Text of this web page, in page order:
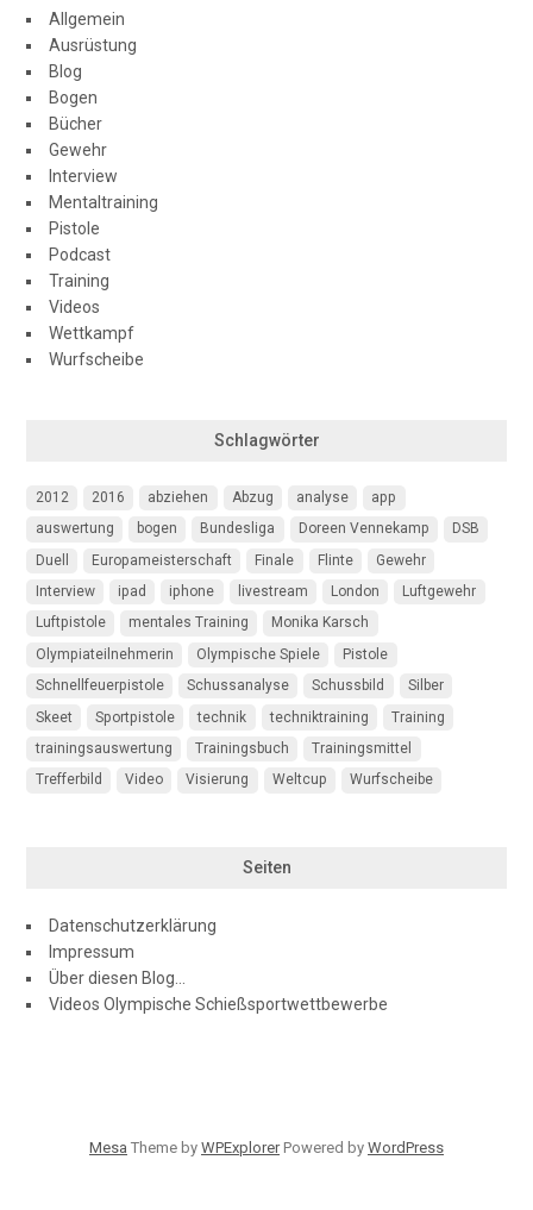
Allgemein
Ausrüstung
Blog
Bogen
Bücher
Gewehr
Interview
Mentaltraining
Pistole
Podcast
Training
Videos
Wettkampf
Wurfscheibe
Schlagwörter
2012 2016 abziehen Abzug analyse
app
auswertung
bogen Bundesliga Doreen Vennekamp
DSB
Duell
Europameisterschaft Finale Flinte
Gewehr
Interview
ipad iphone livestream London
Luftgewehr
Luftpistole
mentales Training
Monika Karsch
Olympiateilnehmerin
Olympische Spiele
Pistole
Schnellfeuerpistole
Schussanalyse Schussbild
Silber
Skeet
Sportpistole technik techniktraining
Training
trainingsauswertung
Trainingsbuch
Trainingsmittel
Trefferbild
Video Visierung Weltcup Wurfscheibe
Seiten
Datenschutzerklärung
Impressum
Über diesen Blog…
Videos Olympische Schießsportwettbewerbe
Mesa Theme by WPExplorerPowered by WordPress